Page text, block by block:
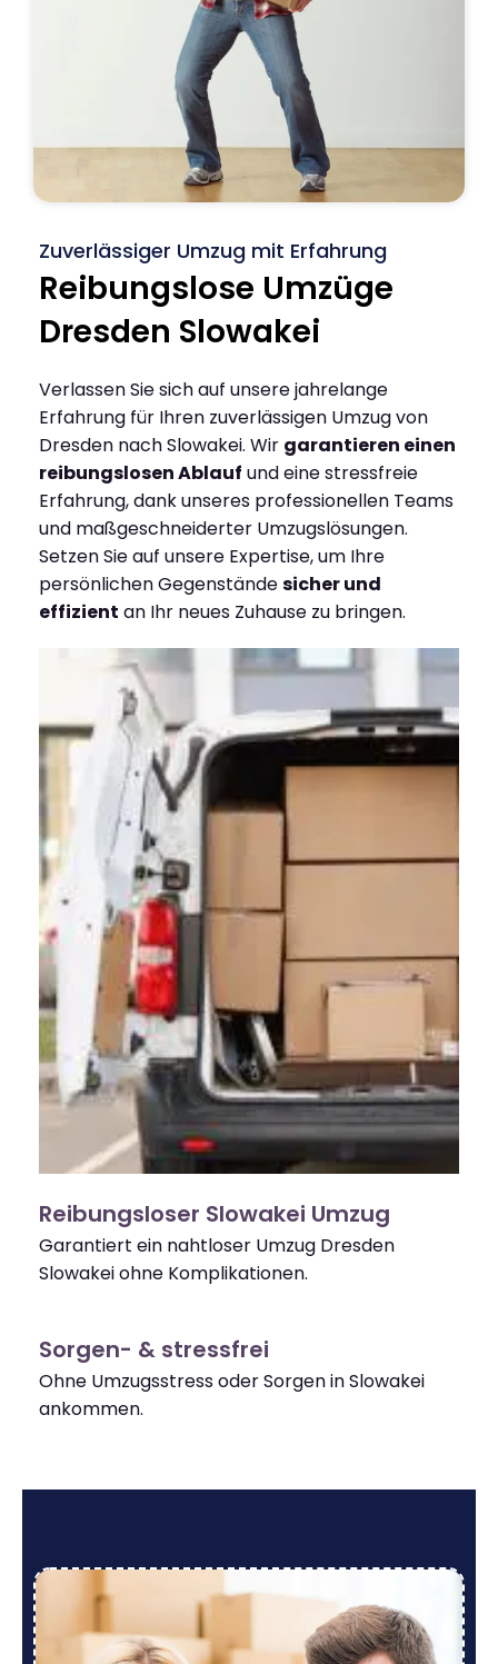
Zuverlässiger Umzug mit Erfahrung
Reibungslose Umzüge
Dresden Slowakei
Verlassen Sie sich auf unsere jahrelange
Erfahrung für Ihren zuverlässigen Umzug von
Dresden nach Slowakei. Wir garantieren einen
reibungslosen Ablauf und eine stressfreie
Erfahrung, dank unseres professionellen Teams
und maßgeschneiderter Umzugslösungen.
Setzen Sie auf unsere Expertise, um Ihre
persönlichen Gegenständesicher und
effizient an Ihr neues Zuhause zu bringen.
Reibungsloser Slowakei Umzug
Garantiert ein nahtloser Umzug Dresden
Slowakei ohne Komplikationen.
Sorgen- & stressfrei
Ohne Umzugsstress oder Sorgen in Slowakei
ankommen.